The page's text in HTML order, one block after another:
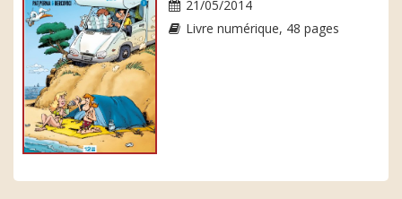
21/05/2014
Livre numérique, 48 pages